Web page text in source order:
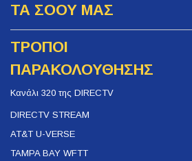
ΤΑ ΣΟΟΥ ΜΑΣ
ΤΡΟΠΟΙ
ΠΑΡΑΚΟΛΟΥΘΗΣΗΣ
Κανάλι 320 της DIRECTV
DIRECTV STREAM
AT&T U-VERSE
TAMPA BAY WFTT